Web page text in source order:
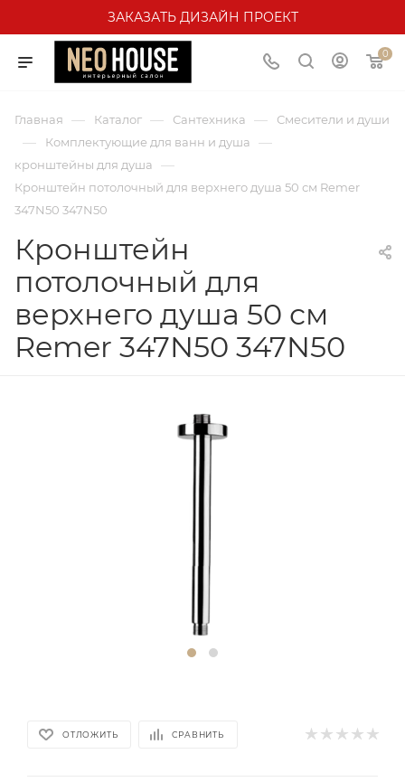
ЗАКАЗАТЬ ДИЗАЙН ПРОЕКТ
0
Главная — Каталог — Сантехника — Смесители и души
— Комплектующие для ванн и душа —
кронштейны для душа —
Кронштейн потолочный для верхнего душа 50 см Remer
347N50 347N50
Кронштейн
потолочный для
верхнего душа 50 см
Remer 347N50 347N50
ОТЛОЖИТЬ СРАВНИТЬ